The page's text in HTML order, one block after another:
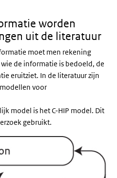
worden
uit de literatuur
moet men rekening
de informatie is bedoeld, de
eruitziet. In de literatuur zijn
voor
model is het C-HIP model. Dit
gebruikt.